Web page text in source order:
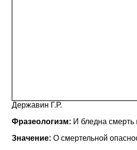
Державин Г.Р.
Фразеологизм: И бледна смерть
Значение: О смертельной